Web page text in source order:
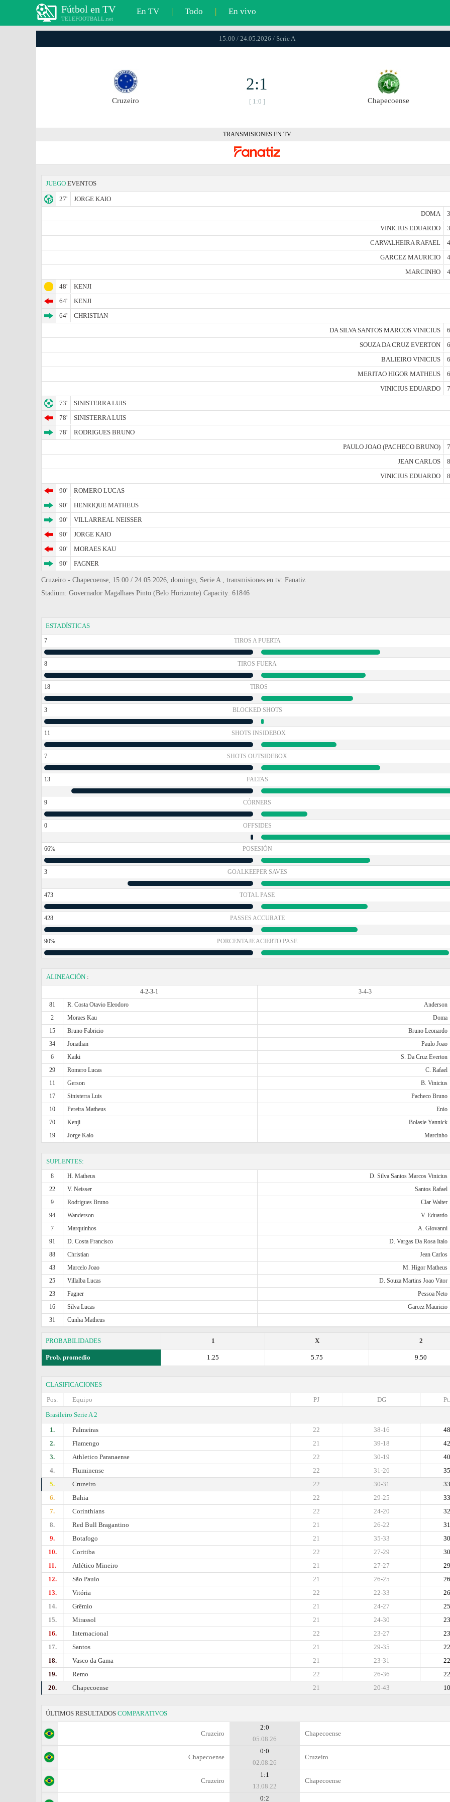
Fútbol en TV
TELEFOOTBALL.net
En TV | Todo | En vivo
15:00 / 24.05.2026 / Serie A
Cruzeiro
2:1
[ 1:0 ] Chapecoense
TRANSMISIONES EN TV
JUEGO EVENTOS
27'
JORGE KAIO
DOMA
VINICIUS EDUARDO
CARVALHEIRA RAFAEL
GARCEZ MAURICIO
MARCINHO
48'
KENJI
64'
KENJI
64'
CHRISTIAN
DA SILVA SANTOS MARCOS VINICIUS
SOUZA DA CRUZ EVERTON
BALIEIRO VINICIUS
MERITAO HIGOR MATHEUS
VINICIUS EDUARDO
73'
SINISTERRA LUIS
78'
SINISTERRA LUIS
78'
RODRIGUES BRUNO
PAULO JOAO (PACHECO BRUNO)
JEAN CARLOS
VINICIUS EDUARDO
90'
ROMERO LUCAS
90'
HENRIQUE MATHEUS
90'
VILLARREAL NEISSER
90'
JORGE KAIO
90'
MORAES KAU
90'
FAGNER
Cruzeiro - Chapecoense, 15:00 / 24.05.2026, domingo, Serie A , transmisiones en tv: Fanatiz
Stadium: Governador Magalhaes Pinto (Belo Horizonte) Capacity: 61846
ESTADÍSTICAS
7 TIROS A PUERTA
8 TIROS FUERA
18 TIROS
3 BLOCKED SHOTS
11 SHOTS INSIDEBOX
7 SHOTS OUTSIDEBOX
13 FALTAS
9 CÓRNERS
0 OFFSIDES
66% POSESIÓN
3 GOALKEEPER SAVES
473 TOTAL PASE
428 PASSES ACCURATE
90% PORCENTAJE ACIERTO PASE
ALINEACIÓN :
4-2-3-1
3-4-3
81
R. Costa Otavio Eleodoro Anderson
2
Moraes Kau Doma
15
Bruno Fabricio Bruno Leonardo
34
Jonathan Paulo Joao
6
Kaiki S. Da Cruz Everton
29
Romero Lucas C. Rafael
11
Gerson B. Vinicius
17
Sinisterra Luis Pacheco Bruno
10
Pereira Matheus Enio
70
Kenji Bolasie Yannick
19
Jorge Kaio Marcinho
SUPLENTES:
8 H. Matheus D. Silva Santos Marcos Vinicius
22
V. Neisser Santos Rafael
9
Rodrigues Bruno Clar Walter
94
Wanderson V. Eduardo
7
Marquinhos A. Giovanni
91
D. Costa Francisco D. Vargas Da Rosa Italo
88
Christian Jean Carlos
43
Marcelo Joao M. Higor Matheus
25
Villalba Lucas D. Souza Martins Joao Vitor
23
Fagner Pessoa Neto
16
Silva Lucas Garcez Mauricio
31
Cunha Matheus
PROBABILIDADES 2
X
1
Prob. promedio 9.50
5.75
1.25
CLASIFICACIONES
Pos.
Equipo Pt.
DG
PJ
Brasileiro Serie A 2
1.
Palmeiras 48
38-16
22
2.
Flamengo 42
39-18
21
3.
Athletico Paranaense 40
30-19
22
4.
Fluminense 35
31-26
22
5.
Cruzeiro 33
30-31
22
6.
Bahia 33
29-25
22
7.
Corinthians 32
24-20
22
8.
Red Bull Bragantino 31
26-22
21
9.
Botafogo 30
35-33
21
10.
Coritiba 30
27-29
22
11.
Atlético Mineiro 29
27-27
21
12.
São Paulo 26
26-25
21
13.
Vitória 26
22-33
22
14.
Grêmio 25
24-27
21
15.
Mirassol 23
24-30
21
16.
Internacional 23
23-27
22
17.
Santos 22
29-35
21
18.
Vasco da Gama 22
23-31
21
19.
Remo 22
26-36
22
20.
Chapecoense 10
20-43
21
ÚLTIMOS RESULTADOS COMPARATIVOS
Cruzeiro
2:0
05.08.26
Chapecoense
Chapecoense
0:0
02.08.26
Cruzeiro
Cruzeiro
1:1
13.08.22
Chapecoense
0:2